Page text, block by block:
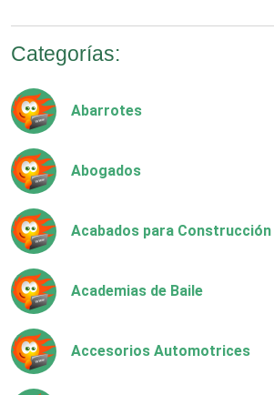
Categorías:
Abarrotes
Abogados
Acabados para Construcción
Academias de Baile
Accesorios Automotrices